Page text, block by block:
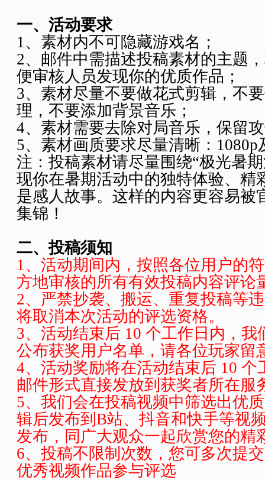
一、活动要求
1、素材内不可隐藏游戏名；
2、邮件中需描述投稿素材的主题
便审核人员发现你的优质作品；
3、素材尽量不要做花式剪辑，不
理，不要添加背景音乐；
4、素材需要去除对局音乐，保留
5、素材画质要求尽量清晰：1080p
注：投稿素材请尽量围绕“极光暑
现你在暑期活动中的独特体验、精
是感人故事。这样的内容更容易被
集锦！
二、投稿须知
1、活动期间内，按照各位用户的
方地审核的所有有效投稿内容评论
2、严禁抄袭、搬运、重复投稿等
将取消本次活动的评选资格。
3、活动结束后 10 个工作日内，我
公布获奖用户名单，请各位玩家留
4、活动奖励将在活动结束后 10 个
邮件形式直接发放到获奖者所在服
5、我们会在投稿视频中筛选出优
辑后发布到B站、抖音和快手等视
发布，同广大观众一起欣赏您的精
6、投稿不限制次数，您可多次提
优秀视频作品参与评选